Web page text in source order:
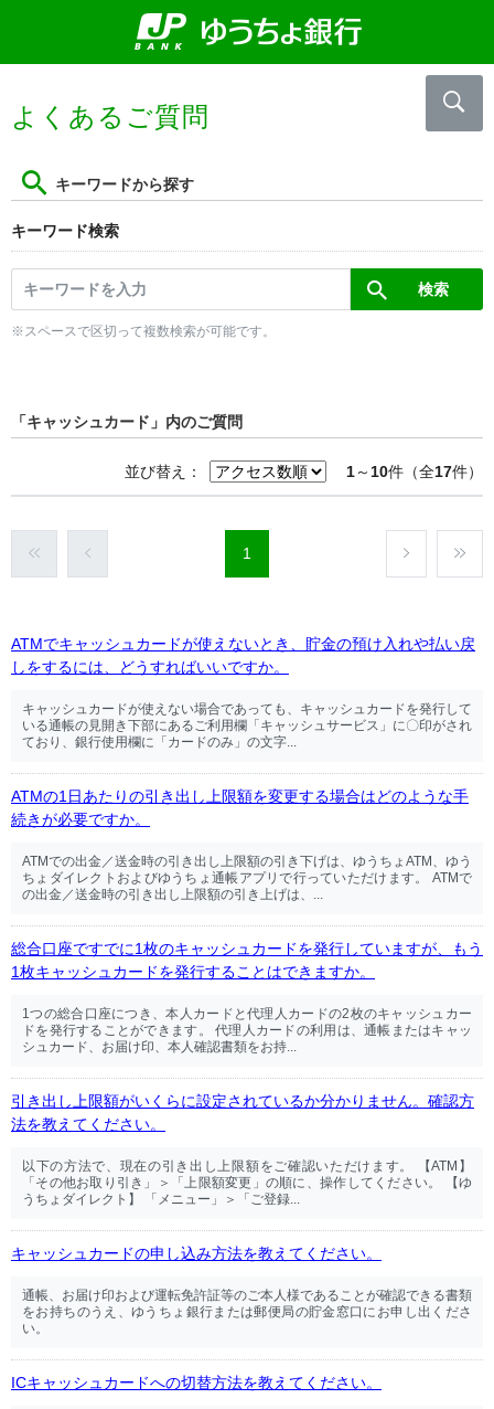
よくあるご質問
キーワードから探す
キーワード検索
※スペースで区切って複数検索が可能です。
「キャッシュカード」内のご質問
並び替え： 1～ 10件（全17件）
1
ATMでキャッシュカードが使えないとき、貯金の預け入れや払い戻
しをするには、どうすればいいですか。
キャッシュカードが使えない場合であっても、キャッシュカードを発行して
いる通帳の見開き下部にあるご利用欄「キャッシュサービス」に〇印がされ
ており、銀行使用欄に「カードのみ」の文字...
ATMの1日あたりの引き出し上限額を変更する場合はどのような手
続きが必要ですか。
ATMでの出金／送金時の引き出し上限額の引き下げは、ゆうちょATM、ゆう
ちょダイレクトおよびゆうちょ通帳アプリで行っていただけます。 ATMで
の出金／送金時の引き出し上限額の引き上げは、...
総合口座ですでに1枚のキャッシュカードを発行していますが、もう
1枚キャッシュカードを発行することはできますか。
1つの総合口座につき、本人カードと代理人カードの2枚のキャッシュカー
ドを発行することができます。 代理人カードの利用は、通帳またはキャッ
シュカード、お届け印、本人確認書類をお持...
引き出し上限額がいくらに設定されているか分かりません。確認方
法を教えてください。
以下の方法で、現在の引き出し上限額をご確認いただけます。 【ATM】
「その他お取り引き」＞「上限額変更」の順に、操作してください。 【ゆ
うちょダイレクト】 「メニュー」＞「ご登録...
キャッシュカードの申し込み方法を教えてください。
通帳、お届け印および運転免許証等のご本人様であることが確認できる書類
をお持ちのうえ、ゆうちょ銀行または郵便局の貯金窓口にお申し出くださ
い。
ICキャッシュカードへの切替方法を教えてください。